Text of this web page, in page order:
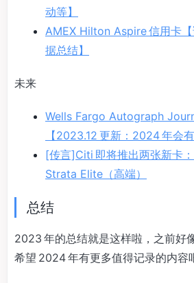
动等】
AMEX Hilton Aspire 信用卡
据总结】
未来
Wells Fargo Autograph
【2023.12 更新：2024 年会有
[传言]Citi 即将推出两张新卡
Strata Elite（高端）
总结
2023 年的总结就是这样啦，之前好
希望 2024 年有更多值得记录的内容